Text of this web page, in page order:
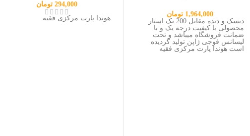
1,964,000 تومان
دیسک و دنده مقابل 200 تک استار
محصولی با کیفیت درجه یک و با
ضمانت فروشگاه میباشد و تحت
لیسانس فوجی ژاپن تولید گردیده
است هوندا پارت مرکزی فقیه
294,000 تومان
هوندا پارت مرکزی فقیه